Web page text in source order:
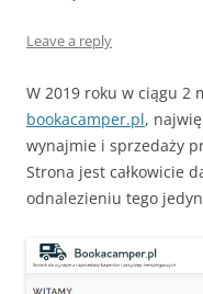
Leave a reply
W 2019 roku w ciągu 2
bookacamper.pl,
wynajmie i sprzedaży
Strona jest całkowicie
odnalezieniu tego